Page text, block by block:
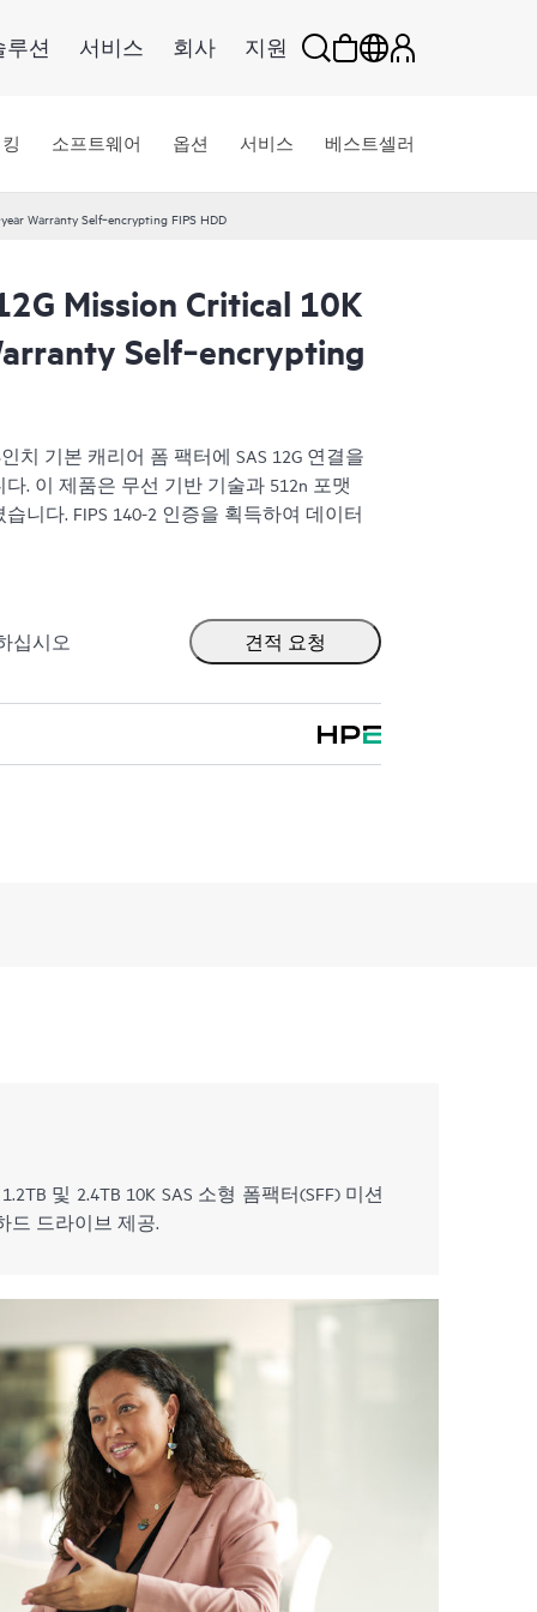
루션 서비스 회사 지원
소프트웨어 옵션 서비스 베스트셀러
Warranty Self‑encrypting FIPS HDD
Mission Critical 10K
Self‑encrypting
치 기본 캐리어 폼 팩터에 SAS 12G 연결을
. 이 제품은 무선 기반 기술과 512n 포맷
니다. FIPS 140-2 인증을 획득하여 데이터
십시오 견적 요청
및 2.4TB 10K SAS 소형 폼팩터(SFF) 미션
드 드라이브 제공.